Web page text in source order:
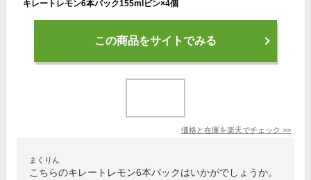
キレートレモン6本パック155mlビン×4個
この商品をサイトでみる
価格と在庫を楽天でチェック >>
まくりん
こちらのキレートレモン6本パックはいかがでしょうか。